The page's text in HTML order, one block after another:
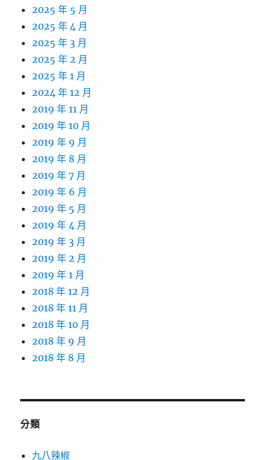
2025 年 5 月
2025 年 4 月
2025 年 3 月
2025 年 2 月
2025 年 1 月
2024 年 12 月
2019 年 11 月
2019 年 10 月
2019 年 9 月
2019 年 8 月
2019 年 7 月
2019 年 6 月
2019 年 5 月
2019 年 4 月
2019 年 3 月
2019 年 2 月
2019 年 1 月
2018 年 12 月
2018 年 11 月
2018 年 10 月
2018 年 9 月
2018 年 8 月
分類
九八辣椒